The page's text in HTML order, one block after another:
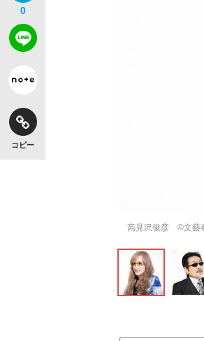
「目標達成でき
0
コピー
高見沢俊彦 ©文藝